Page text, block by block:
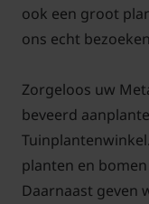
ook een groot
ons echt
Zorgeloos uw
beveerd
planten en
Daarnaast geven